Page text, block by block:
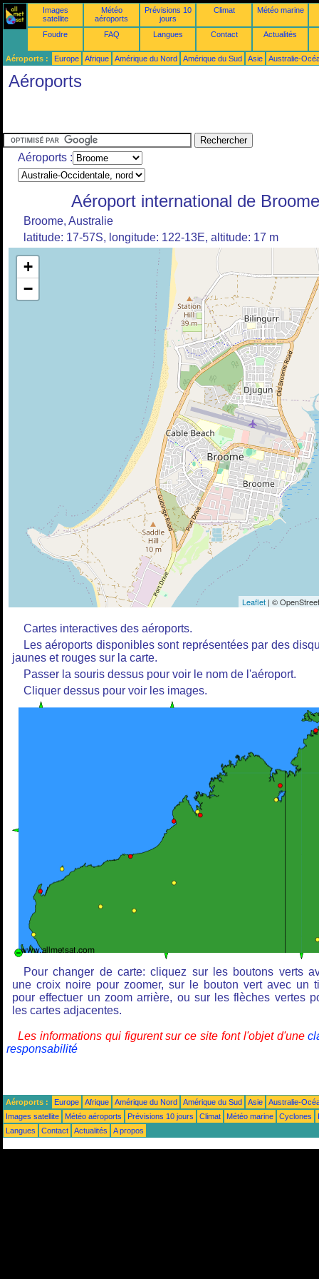
Images
satellite
Météo
aéroports
Prévisions 10
jours
Climat Météo marine
Foudre FAQ Langues Contact Actualités
Aéroports : Europe Afrique Amérique du Nord Amérique du Sud Asie Australie-
Aéroports
Aéroports :
Aéroport international de Broome
Broome, Australie
latitude: 17-57S, longitude: 122-13E, altitude: 17 m
+
−
Leaflet | ©
Cartes interactives des aéroports.
Les aéroports disponibles sont représentées par des
jaunes et rouges sur la carte.
Passer la souris dessus pour voir le nom de l'aéroport.
Cliquer dessus pour voir les images.
Pour changer de carte: cliquez sur les boutons verts
une croix noire pour zoomer, sur le bouton vert avec un
pour effectuer un zoom arrière, ou sur les flèches vertes
les cartes adjacentes.
Les informations qui figurent sur ce site font l'objet d'une
responsabilité
Aéroports : Europe Afrique Amérique du Nord Amérique du Sud Asie
Australie-
Images satellite
Météo aéroports Prévisions 10 jours Climat Météo marine Cyclones
Langues
Contact Actualités A propos